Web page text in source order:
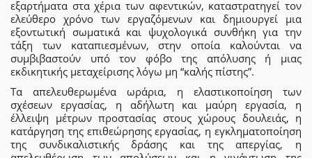
εξαρτήματα στα χέρια των αφεντικών, καταστρατηγεί τον
ελεύθερο χρόνο των εργαζόμενων και δημιουργεί μια
εξοντωτική σωματικά και ψυχολογικά συνθήκη για την
τάξη των καταπιεσμένων, στην οποία καλούνται να
συμβιβαστούν υπό τον φόβο της απόλυσης ή μιας
εκδικητικής μεταχείρισης λόγω μη “καλής πίστης”.
Τα απελευθερωμένα ωράρια, η ελαστικοποίηση των
σχέσεων εργασίας, η αδήλωτη και μαύρη εργασία, η
έλλειψη μέτρων προστασίας στους χώρους δουλειάς, η
κατάργηση της επιθεώρησης εργασίας, η εγκληματοποίηση
της συνδικαλιστικής δράσης και της απεργίας, η